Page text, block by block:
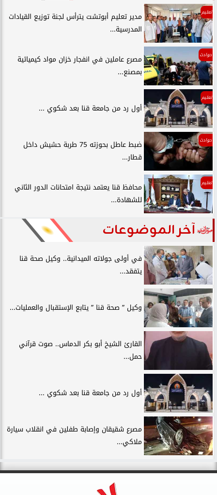
تعليم
مدير تعليم أبوتشت يترأس لجنة توزيع القيادات
المدرسية...
حوادث
مصرع عاملين في انفجار خزان مواد كيميائية
بمصنع...
تعليم
أول رد من جامعة قنا بعد شكوي ...
حوادث
ضبط عاطل بحوزته 75 طربة حشيش داخل
قطار...
تعليم
محافظ قنا يعتمد نتيجة امتحانات الدور الثاني
للشهادة...
آخر الموضوعات
في أولى جولاته الميدانية.. وكيل صحة قنا
يتفقد...
وكيل ” صحة قنا ” يتابع الإستقبال والعمليات...
القارئ الشيخ أبو بكر الدماس.. صوت قرآني
حمل...
أول رد من جامعة قنا بعد شكوي ...
مصرع شقيقان وإصابة طفلين في انقلاب سيارة
ملاكي...